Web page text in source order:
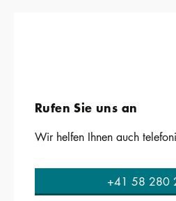
Rufen Sie uns an
Wir helfen Ihnen auch
+41 58 280